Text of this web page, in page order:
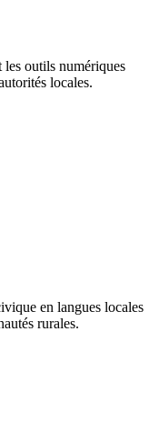
outils numériques
locales.
en langues locales
rurales.